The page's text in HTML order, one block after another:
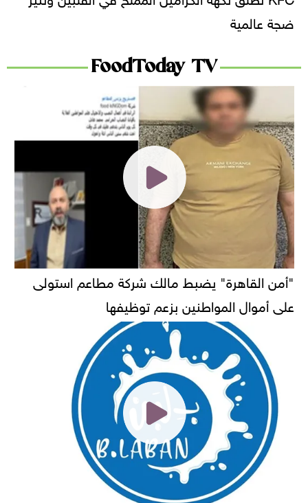
ضجة عالمية
FoodToday TV
"أمن القاهرة" يضبط مالك شركة مطاعم استولى
على أموال المواطنين بزعم توظيفها